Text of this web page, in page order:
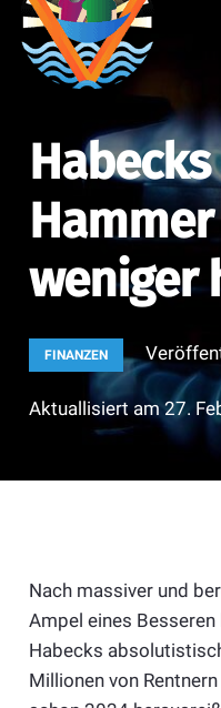
weniger
FINANZEN
Aktuallisiert am 27.
Nach massiver und
Ampel eines
Habecks
Millionen von